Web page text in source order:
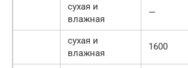
сухая и
влажная
—
сухая и
влажная
1600